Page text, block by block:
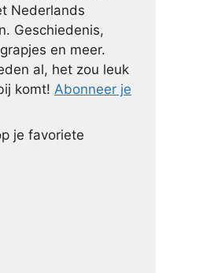
Nederlands
Geschiedenis,
en meer.
al, het zou leuk
komt! Abonneer je
je favoriete